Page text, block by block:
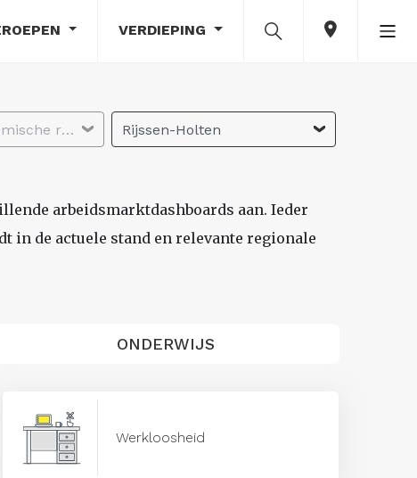
VERDIEPING
Selecteer economische regio Rijssen-Holten
arbeidsmarktdashboards aan. Ieder
in de actuele stand en relevante regionale
ONDERWIJS
Werkloosheid